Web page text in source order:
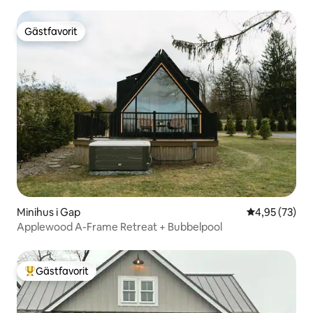
Gästfavorit
Gästfavorit
Minihus i Gap 4,95 av 5 i
4,95 (73)
Applewood A-Frame Retreat + Bubbelpool
Populär gästfavorit
Gästfavorit